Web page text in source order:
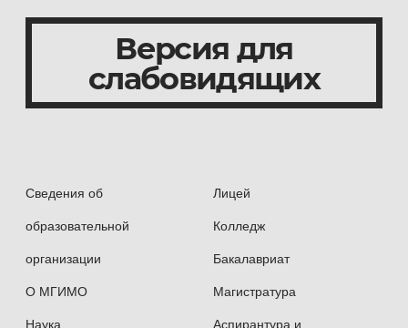
Сведения об
образовательной
организации
О МГИМО
Наука
Лицей
Колледж
Бакалавриат
Магистратура
Аспирантура и
Версия для
слабовидящих